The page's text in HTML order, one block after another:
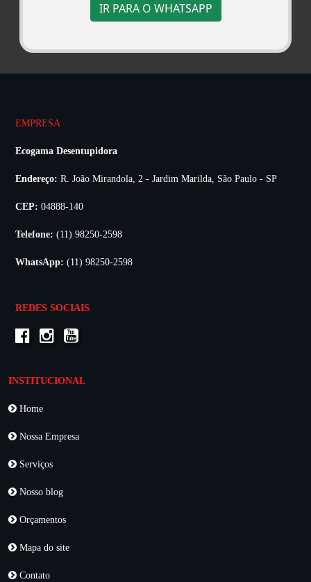
IR PARA O WHATSAPP
EMPRESA
Ecogama Desentupidora
Endereço: R. João Mirandola, 2 - Jardim Marilda, São Paulo - SP
CEP: 04888-140
Telefone: (11) 98250-2598
WhatsApp: (11) 98250-2598
REDES SOCIAIS
INSTITUCIONAL
Home
Nossa Empresa
Serviços
Nosso blog
Orçamentos
Mapa do site
Contato